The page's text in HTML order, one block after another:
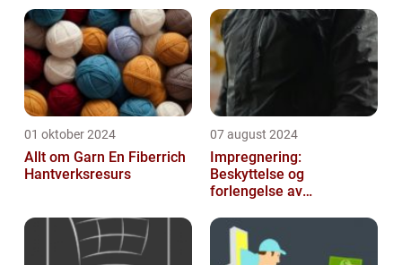
01 oktober 2024
Allt om Garn En Fiberrich
Hantverksresurs
07 august 2024
Impregnering:
Beskyttelse og
forlengelse av